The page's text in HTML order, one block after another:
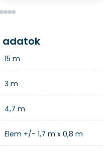
adatok
15 m
3 m
4,7 m
Elem +/- 1,7 m x 0,8 m